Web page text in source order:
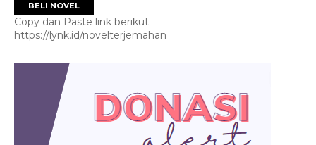
BELI NOVEL
Copy dan Paste link berikut
https://lynk.id/novelterjemahan